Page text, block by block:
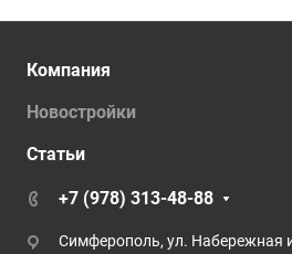
Компания
Новостройки
Статьи
+7 (978) 313-48-88
Симферополь, ул. Набережная